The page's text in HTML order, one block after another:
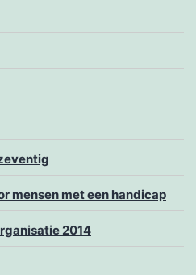
mensen met een handicap
2014